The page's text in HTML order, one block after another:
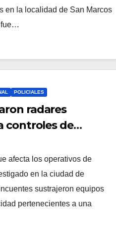
en la localidad de San Marcos
fue…
POLICIALES
radares
controles de
38
afecta los operativos de
en la ciudad de
sustrajeron equipos
pertenecientes a una